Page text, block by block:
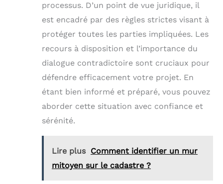
processus. D’un point de vue juridique, il
est encadré par des règles strictes visant à
protéger toutes les parties impliquées. Les
recours à disposition et l’importance du
dialogue contradictoire sont cruciaux pour
défendre efficacement votre projet. En
étant bien informé et préparé, vous pouvez
aborder cette situation avec confiance et
sérénité.
Lire plus Comment identifier un mur
mitoyen sur le cadastre ?